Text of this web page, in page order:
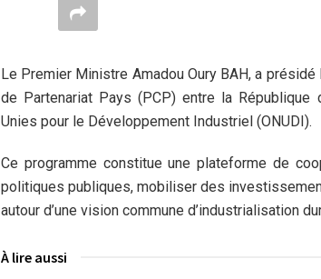
Le Premier Ministre Amadou Oury BAH, a
de Partenariat Pays (PCP) entre la République
Unies pour le Développement Industriel (ONUDI).
Ce programme constitue une plateforme de
politiques publiques, mobiliser des
autour d’une vision commune d’industrialisation
À lire aussi